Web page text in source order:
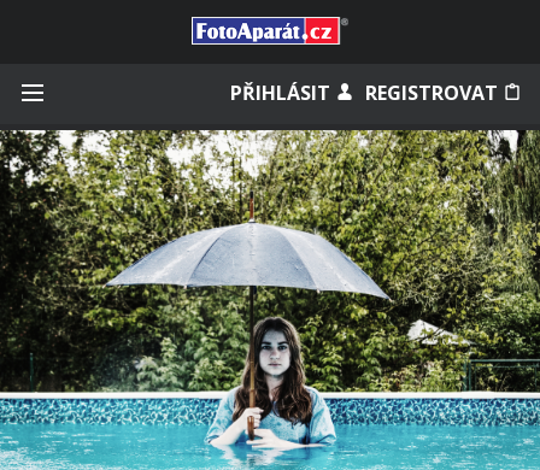
PŘIHLÁSIT REGISTROVAT
Zapamatovat
Zapomněli jste heslo?
Měli jste účet na starém webu?